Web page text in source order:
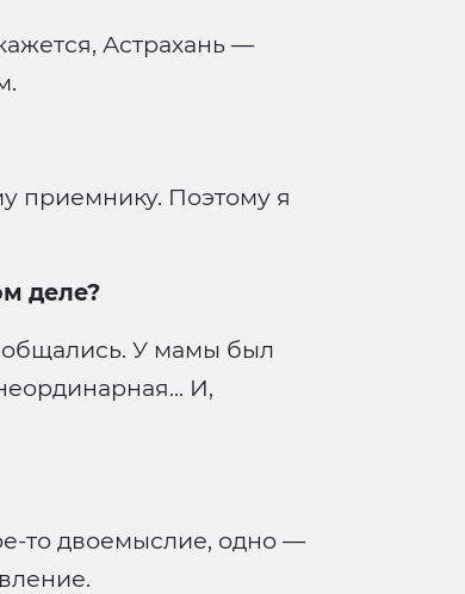
Астрахань —
приемнику. Поэтому я
деле?
У мамы был
И,
то двоемыслие, одно —